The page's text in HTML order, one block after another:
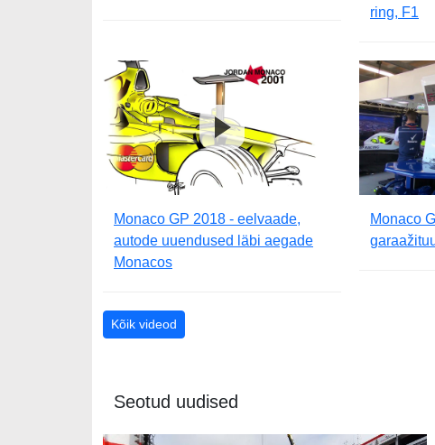
ring, F1
Monaco GP 2018 - eelvaade,
autode uuendused läbi aegade
Monacos
Monaco
Kõik videod
Seotud uudised